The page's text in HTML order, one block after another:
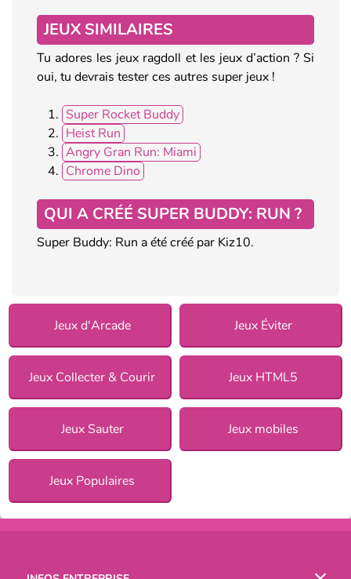
JEUX SIMILAIRES
Tu adores les jeux ragdoll et les jeux d’action ? Si
oui, tu devrais tester ces autres super jeux !
Super Rocket Buddy
Heist Run
Angry Gran Run: Miami
Chrome Dino
QUI A CRÉÉ SUPER BUDDY: RUN ?
Super Buddy: Run a été créé par Kiz10.
Jeux d'Arcade Jeux Éviter
Jeux Collecter & Courir Jeux HTML5
Jeux Sauter Jeux mobiles
Jeux Populaires